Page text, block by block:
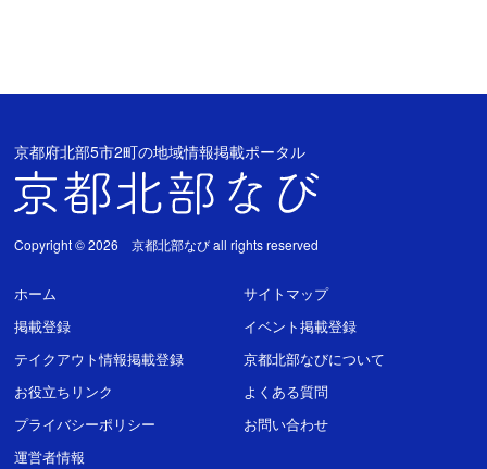
京都府北部5市2町の地域情報掲載ポータル
Copyright © 2026 京都北部なび all rights reserved
ホーム
サイトマップ
掲載登録
イベント掲載登録
テイクアウト情報掲載登録
京都北部なびについて
お役立ちリンク
よくある質問
プライバシーポリシー
お問い合わせ
運営者情報